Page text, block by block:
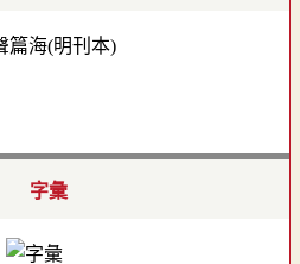
字彙